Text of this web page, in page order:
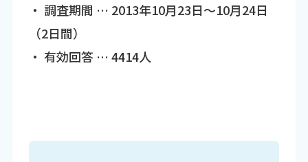
・ 調査期間 … 2013年10月23日～10月24日
（2日間）
・ 有効回答 … 4414人